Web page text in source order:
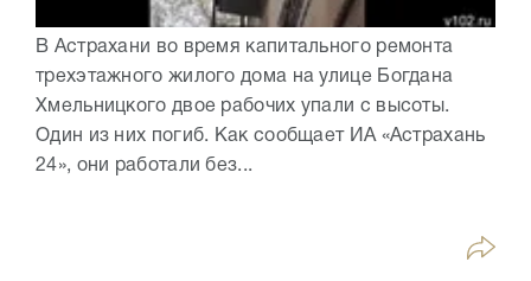
В Астрахани во время капитального ремонта
трехэтажного жилого дома на улице Богдана
Хмельницкого двое рабочих упали с высоты.
Один из них погиб. Как сообщает ИА «Астрахань
24», они работали без...